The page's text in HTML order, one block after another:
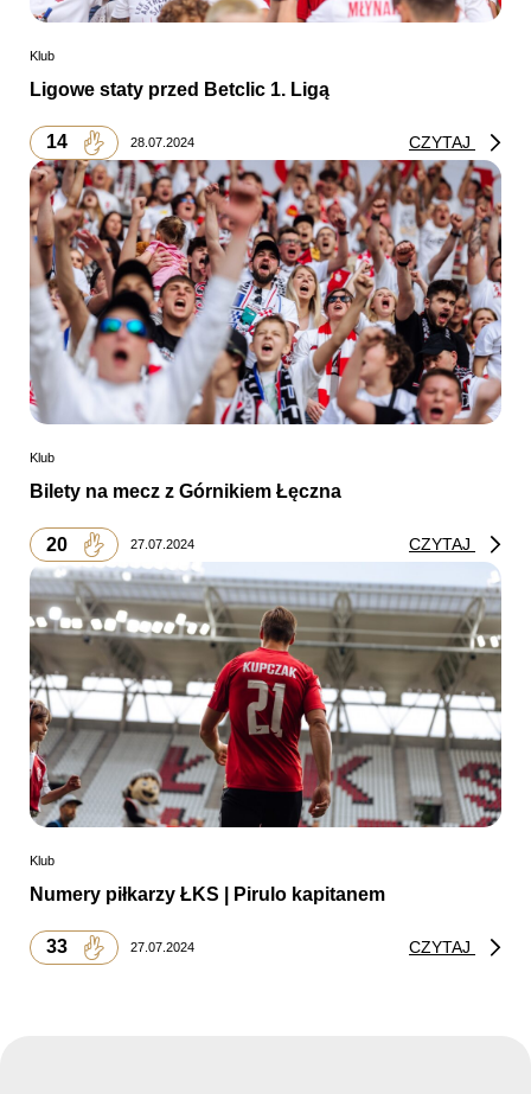
Klub
Ligowe staty przed Betclic 1. Ligą
14 28.07.2024 CZYTAJ
Klub
Bilety na mecz z Górnikiem Łęczna
20 27.07.2024 CZYTAJ
Klub
Numery piłkarzy ŁKS | Pirulo kapitanem
33 27.07.2024 CZYTAJ